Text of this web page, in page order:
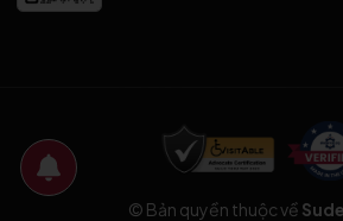
© Bản quyền thuộc về